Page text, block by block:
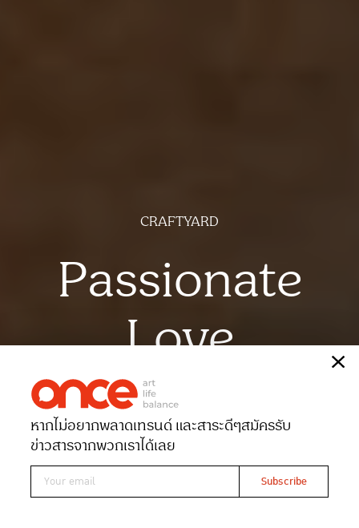
CRAFTYARD
Passionate
Love
เรื่องวิชชุ ชาญณรงค์
ภาพมาหยารัศมี
Date 20-10-2021Views 3542
หากไม่อยากพลาดเทรนด์ และสาระดีๆสมัครรับ
ข่าวสารจากพวกเราได้เลย